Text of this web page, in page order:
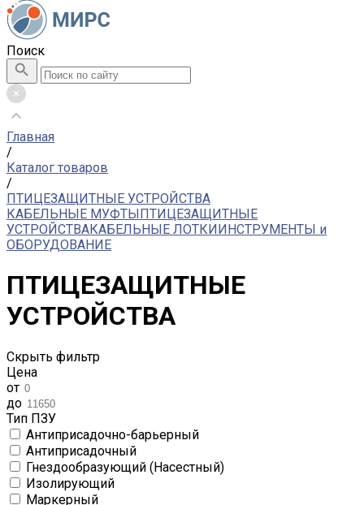
Поиск
Главная
/
Каталог товаров
/
ПТИЦЕЗАЩИТНЫЕ УСТРОЙСТВА
КАБЕЛЬНЫЕ МУФТЫПТИЦЕЗАЩИТНЫЕ
УСТРОЙСТВАКАБЕЛЬНЫЕ ЛОТКИИНСТРУМЕНТЫ и
ОБОРУДОВАНИЕ
ПТИЦЕЗАЩИТНЫЕ
УСТРОЙСТВА
Скрыть фильтр
Цена
от
до
Тип ПЗУ
Антиприсадочно-барьерный
Антиприсадочный
Гнездообразующий (Насестный)
Изолирующий
Маркерный